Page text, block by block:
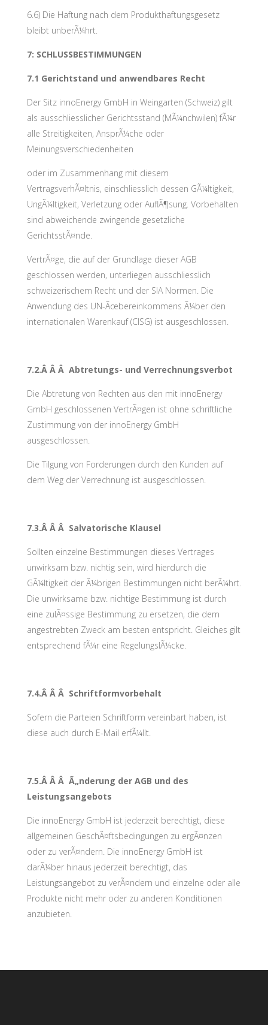
6.6) Die Haftung nach dem Produkthaftungsgesetz
bleibt unberÃ¼hrt.
7: SCHLUSSBESTIMMUNGEN
7.1 Gerichtstand und anwendbares Recht
Der Sitz innoEnergy GmbH in Weingarten (Schweiz) gilt
als ausschliesslicher Gerichtsstand (MÃ¼nchwilen) fÃ¼r
alle Streitigkeiten, AnsprÃ¼che oder
Meinungsverschiedenheiten
oder im Zusammenhang mit diesem
VertragsverhÃ¤ltnis, einschliesslich dessen GÃ¼ltigkeit,
UngÃ¼ltigkeit, Verletzung oder AuflÃ¶sung. Vorbehalten
sind abweichende zwingende gesetzliche
GerichtsstÃ¤nde.
VertrÃ¤ge, die auf der Grundlage dieser AGB
geschlossen werden, unterliegen ausschliesslich
schweizerischem Recht und der SIA Normen. Die
Anwendung des UN-Ãœbereinkommens Ã¼ber den
internationalen Warenkauf (CISG) ist ausgeschlossen.
7.2.Â Â Â Abtretungs- und Verrechnungsverbot
Die Abtretung von Rechten aus den mit innoEnergy
GmbH geschlossenen VertrÃ¤gen ist ohne schriftliche
Zustimmung von der innoEnergy GmbH
ausgeschlossen.
Die Tilgung von Forderungen durch den Kunden auf
dem Weg der Verrechnung ist ausgeschlossen.
7.3.Â Â Â Salvatorische Klausel
Sollten einzelne Bestimmungen dieses Vertrages
unwirksam bzw. nichtig sein, wird hierdurch die
GÃ¼ltigkeit der Ã¼brigen Bestimmungen nicht berÃ¼hrt.
Die unwirksame bzw. nichtige Bestimmung ist durch
eine zulÃ¤ssige Bestimmung zu ersetzen, die dem
angestrebten Zweck am besten entspricht. Gleiches gilt
entsprechend fÃ¼r eine RegelungslÃ¼cke.
7.4.Â Â Â Schriftformvorbehalt
Sofern die Parteien Schriftform vereinbart haben, ist
diese auch durch E-Mail erfÃ¼llt.
7.5.Â Â Â Ã„nderung der AGB und des
Leistungsangebots
Die innoEnergy GmbH ist jederzeit berechtigt, diese
allgemeinen GeschÃ¤ftsbedingungen zu ergÃ¤nzen
oder zu verÃ¤ndern. Die innoEnergy GmbH ist
darÃ¼ber hinaus jederzeit berechtigt, das
Leistungsangebot zu verÃ¤ndern und einzelne oder alle
Produkte nicht mehr oder zu anderen Konditionen
anzubieten.